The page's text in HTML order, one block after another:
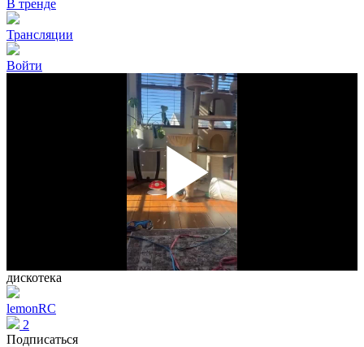
В тренде
Трансляции
Войти
Play
дискотека
lemonRC
2
Подписаться